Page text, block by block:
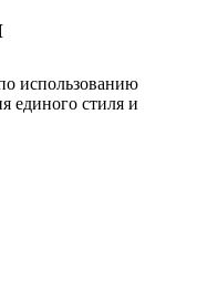
использованию
единого стиля и